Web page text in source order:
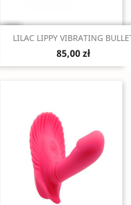
Szybki podgląd
LILAC LIPPY VIBRATING
85,00 zł